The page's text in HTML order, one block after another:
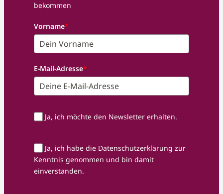
bekommen
Vorname*
E-Mail-Adresse*
Ja, ich möchte den Newsletter erhalten.
Ja, ich habe die Datenschutzerklärung zur
Kenntnis genommen und bin damit
einverstanden.